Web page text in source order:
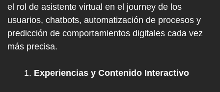
el rol de asistente virtual en el journey de los
usuarios, chatbots, automatización de procesos y
predicción de comportamientos digitales cada vez
más precisa.
Experiencias y Contenido Interactivo